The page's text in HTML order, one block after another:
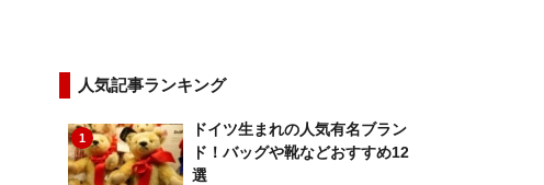
人気記事ランキング
1
ドイツ生まれの人気有名ブラン
ド！バッグや靴などおすすめ12
選